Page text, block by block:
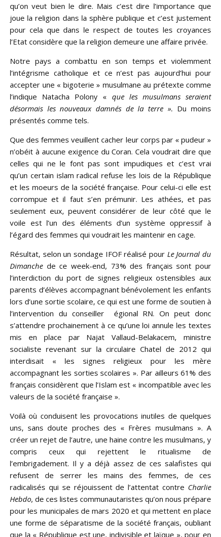
qu’on veut bien le dire. Mais c’est dire l’importance que
joue la religion dans la sphère publique et c’est justement
pour cela que dans le respect de toutes les croyances
l’Etat considère que la religion demeure une affaire privée.
Notre pays a combattu en son temps et violemment
l’intégrisme catholique et ce n’est pas aujourd’hui pour
accepter une « bigoterie » musulmane au prétexte comme
l’indique Natacha Polony « que les musulmans seraient
désormais les nouveaux damnés de la terre ». Du moins
présentés comme tels.
Que des femmes veuillent cacher leur corps par « pudeur »
n’obéit à aucune exigence du Coran. Cela voudrait dire que
celles qui ne le font pas sont impudiques et c’est vrai
qu’un certain islam radical refuse les lois de la République
et les moeurs de la société française. Pour celui-ci elle est
corrompue et il faut s’en prémunir. Les athées, et pas
seulement eux, peuvent considérer de leur côté que le
voile est l’un des éléments d’un système oppressif à
l’égard des femmes qui voudrait les maintenir en cage.
Résultat, selon un sondage IFOF réalisé pour Le Journal du
Dimanche de ce week-end, 73% des français sont pour
l’interdiction du port de signes religieux ostensibles aux
parents d’élèves accompagnant bénévolement les enfants
lors d’une sortie scolaire, ce qui est une forme de soutien à
l’intervention du conseiller égional RN. On peut donc
s’attendre prochainement à ce qu’une loi annule les textes
mis en place par Najat Vallaud-Belakacem, ministre
socialiste revenant sur la circulaire Chatel de 2012 qui
interdisait « les signes religieux pour les mère
accompagnant les sorties scolaires ». Par ailleurs 61% des
français considèrent que l’Islam est « incompatible avec les
valeurs de la société française ».
Voilà où conduisent les provocations inutiles de quelques
uns, sans doute proches des « Frères musulmans ». A
créer un rejet de l’autre, une haine contre les musulmans, y
compris ceux qui rejettent le ritualisme de
l’embrigadement. Il y a déjà assez de ces salafistes qui
refusent de serrer les mains des femmes, de ces
radicalisés qui se réjouissent de l’attentat contre Charlie
Hebdo, de ces listes communautaristes qu’on nous prépare
pour les municipales de mars 2020 et qui mettent en place
une forme de séparatisme de la société français, oubliant
que la « République est une, indivisible et laïque », pour en